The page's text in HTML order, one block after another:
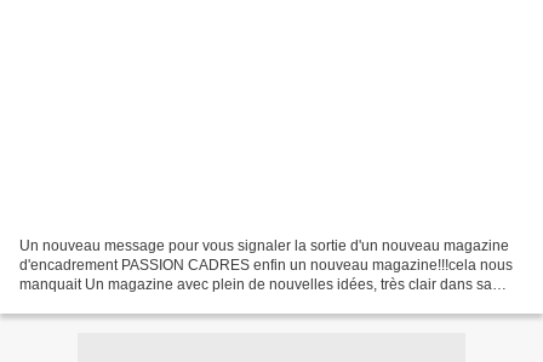
Un nouveau message pour vous signaler la sortie d'un nouveau magazine
d'encadrement PASSION CADRES enfin un nouveau magazine!!!cela nous
manquait Un magazine avec plein de nouvelles idées, très clair dans sa